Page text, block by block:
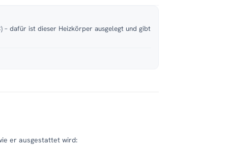
dafür ist dieser Heizkörper ausgelegt und gibt
er ausgestattet wird: